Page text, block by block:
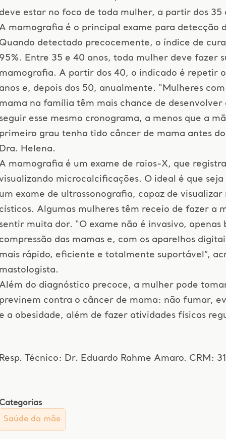
estar no foco de toda mulher, a partir dos 35
mamografia é o principal exame para detecção
detectado precocemente, o índice de
Entre 35 e 40 anos, toda mulher deve fazer
A partir dos 40, o indicado é repetir
e, depois dos 50, anualmente. “Mulheres
na família têm mais chance de desenvolver
esse mesmo cronograma, a menos que a
grau tenha tido câncer de mama antes
Helena.
mamografia é um exame de raios-X, que
microcalcificações. O ideal é que
exame de ultrassonografia, capaz de visualizar
Algumas mulheres têm receio de fazer a
muita dor. “O exame não é invasivo, apenas
das mamas e, com os aparelhos
rápido, eficiente e totalmente suportável”,
do diagnóstico precoce, a mulher pode
contra o câncer de mama: não fumar,
a obesidade, além de fazer atividades físicas
Técnico: Dr. Eduardo Rahme Amaro. CRM:
Saúde da mãe